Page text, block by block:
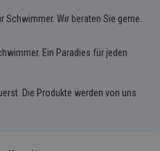
Wir beraten Sie gerne.
Ein Paradies für jeden
Die Produkte werden von uns